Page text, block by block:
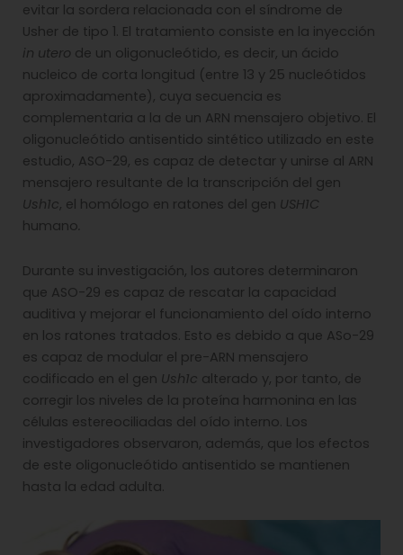
evitar la sordera relacionada con el síndrome de
Usher de tipo 1. El tratamiento consiste en la inyección
in utero de un oligonucleótido, es decir, un ácido
nucleico de corta longitud (entre 13 y 25 nucleótidos
aproximadamente), cuya secuencia es
complementaria a la de un ARN mensajero objetivo. El
oligonucleótido antisentido sintético utilizado en este
estudio, ASO-29, es capaz de detectar y unirse al ARN
mensajero resultante de la transcripción del gen
Ush1c, el homólogo en ratones del gen USH1C
humano
Durante su investigación, los autores determinaron
que ASO-29 es capaz de rescatar la capacidad
auditiva y mejorar el funcionamiento del oído interno
en los ratones tratados. Esto es debido a que ASo-29
es capaz de modular el pre-ARN mensajero
codificado en el gen Ush1c alterado y, por tanto, de
corregir los niveles de la proteína harmonina en las
células estereociliadas del oído interno. Los
investigadores observaron, además, que los efectos
de este oligonucleótido antisentido se mantienen
hasta la edad adulta.